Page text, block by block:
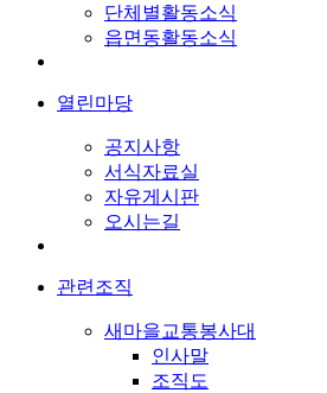
단체별활동소식
읍면동활동소식
열린마당
공지사항
서식자료실
자유게시판
오시는길
관련조직
새마을교통봉사대
인사말
조직도